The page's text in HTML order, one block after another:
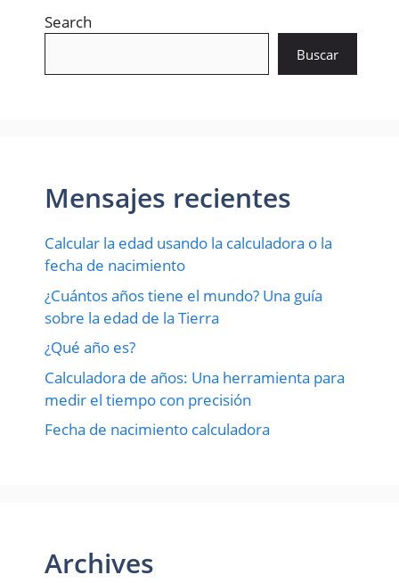
Search
Buscar
Mensajes recientes
Calcular la edad usando la calculadora o la
fecha de nacimiento
¿Cuántos años tiene el mundo? Una guía
sobre la edad de la Tierra
¿Qué año es?
Calculadora de años: Una herramienta para
medir el tiempo con precisión
Fecha de nacimiento calculadora
Archives